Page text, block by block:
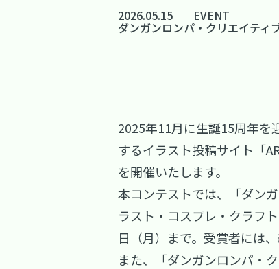
2026.05.15 EVENT
ダンガンロンパ・クリエイティ
2025年11月に生誕15周年を
するイラスト投稿サイト「
を開催いたします。
本コンテストでは、「ダン
ラスト・コスプレ・クラフ
日（月）まで。受賞者には
また、「ダンガンロンパ・